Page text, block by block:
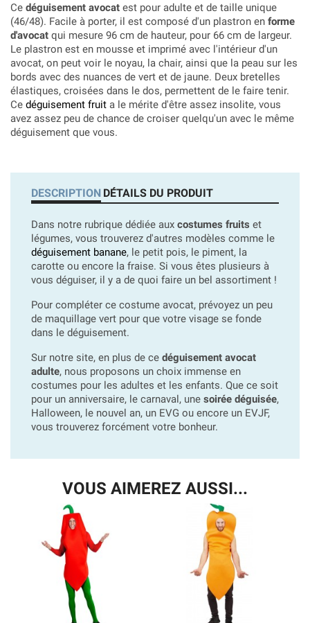
Ce déguisement avocat est pour adulte et de taille unique
(46/48). Facile à porter, il est composé d'un plastron en forme
d'avocat qui mesure 96 cm de hauteur, pour 66 cm de largeur.
Le plastron est en mousse et imprimé avec l'intérieur d'un
avocat, on peut voir le noyau, la chair, ainsi que la peau sur les
bords avec des nuances de vert et de jaune. Deux bretelles
élastiques, croisées dans le dos, permettent de le faire tenir.
Ce déguisement fruit a le mérite d'être assez insolite, vous
avez assez peu de chance de croiser quelqu'un avec le même
déguisement que vous.
DESCRIPTION DÉTAILS DU PRODUIT
Dans notre rubrique dédiée aux costumes fruits et
légumes, vous trouverez d'autres modèles comme le
déguisement banane, le petit pois, le piment, la
carotte ou encore la fraise. Si vous êtes plusieurs à
vous déguiser, il y a de quoi faire un bel assortiment !
Pour compléter ce costume avocat, prévoyez un peu
de maquillage vert pour que votre visage se fonde
dans le déguisement.
Sur notre site, en plus de ce déguisement avocat
adulte, nous proposons un choix immense en
costumes pour les adultes et les enfants. Que ce soit
pour un anniversaire, le carnaval, une soirée déguisée,
Halloween, le nouvel an, un EVG ou encore un EVJF,
vous trouverez forcément votre bonheur.
VOUS AIMEREZ AUSSI...